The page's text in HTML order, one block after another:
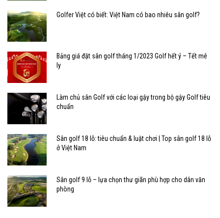
Golfer Việt có biết: Việt Nam có bao nhiêu sân golf?
Bảng giá đặt sân golf tháng 1/2023 Golf hết ý – Tết mê
ly
Làm chủ sân Golf với các loại gậy trong bộ gậy Golf tiêu
chuẩn
Sân golf 18 lỗ: tiêu chuẩn & luật chơi | Top sân golf 18 lỗ
ở Việt Nam
Sân golf 9 lỗ – lựa chọn thư giãn phù hợp cho dân văn
phòng